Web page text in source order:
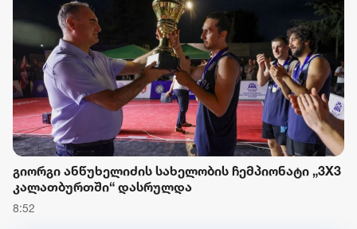
გიორგი ანწუხელიძის სახელობის ჩემპიონატი „3X3
კალათბურთში“ დასრულდა
8:52